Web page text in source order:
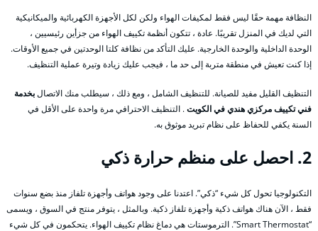
النظافة مهمة حقًا ليس فقط لمكيفات الهواء ولكن لكل الأجهزة الكهربائية والميكانيكية
التي لديك في المنزل تقريبًا. عادة ، تتكون أنظمة تكييف الهواء من جزأين رئيسيين ،
الوحدة الداخلية والوحدة الخارجية. عليك التأكد من نظافة كلتا الوحدتين في جميع الأوقات.
إذا كنت تعيش في منطقة متربة إلى حد ما ، فيجب عليك زيادة وتيرة عملية التنظيف.
التنظيف القليل مفيد للصيانة. للتنظيف الشامل ، ومع ذلك ، سيطلب منك الاتصالبخدمة
فني تكييف مركزي هندي في الكويت. التنظيف الاحترافي مرة واحدة على الأقل في
السنة يكفي للحفاظ على نظام تبريد موثوق به.
2. احصل على منظم حرارة ذكي
التكنولوجيا تحول كل شيء “ذكي”. اعتدنا على وجود هواتف وأجهزة تلفاز منذ بضع سنوات
فقط ، الآن هناك هواتف ذكية وأجهزة تلفاز ذكية. وبالمثل ، يتوفر منتج في السوق ، ويسمى
“Smart Thermostat”. الترموستات هي دماغ نظام تكييف الهواء. يتحكمون في كل شيء